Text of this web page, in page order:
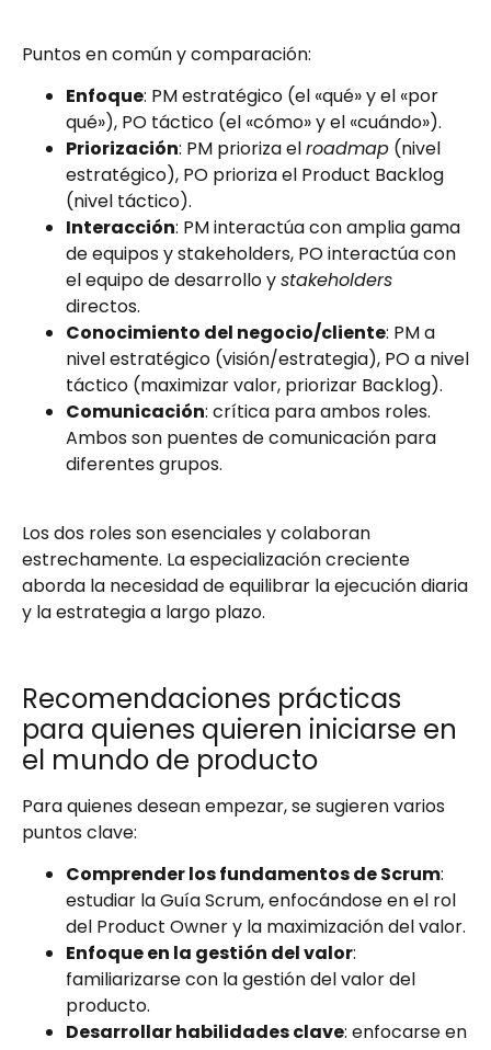
Puntos en común y comparación:
Enfoque: PM estratégico (el «qué» y el «por
qué»), PO táctico (el «cómo» y el «cuándo»).
Priorización: PM prioriza elroadmap (nivel
estratégico), PO prioriza el Product Backlog
(nivel táctico).
Interacción: PM interactúa con amplia gama
de equipos y stakeholders, PO interactúa con
el equipo de desarrollo ystakeholders
directos.
Conocimiento del negocio/cliente: PM a
nivel estratégico (visión/estrategia), PO a nivel
táctico (maximizar valor, priorizar Backlog).
Comunicación: crítica para ambos roles.
Ambos son puentes de comunicación para
diferentes grupos.
Los dos roles son esenciales y colaboran
estrechamente. La especialización creciente
aborda la necesidad de equilibrar la ejecución diaria
y la estrategia a largo plazo.
Recomendaciones prácticas
para quienes quieren iniciarse en
el mundo de producto
Para quienes desean empezar, se sugieren varios
puntos clave:
Comprender los fundamentos de Scrum:
estudiar la Guía Scrum, enfocándose en el rol
del Product Owner y la maximización del valor.
Enfoque en la gestión del valor:
familiarizarse con la gestión del valor del
producto.
Desarrollar habilidades clave: enfocarse en